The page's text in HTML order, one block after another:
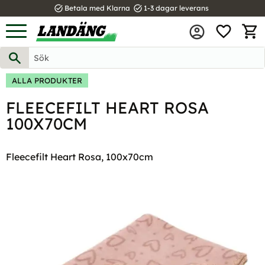
Meny
task_alt Betala med Klarna task_alt 1-3 dagar leverans
ALLA PRODUKTER
FLEECEFILT HEART ROSA
100X70CM
Fleecefilt Heart Rosa, 100x70cm